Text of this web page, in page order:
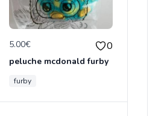
5.00€ 0
peluche mcdonald furby
furby